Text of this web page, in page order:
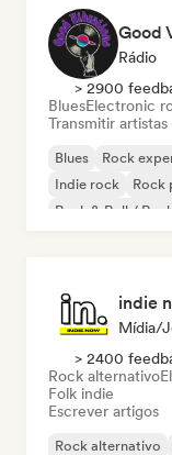
Good
Rádio
> 2900
BluesElectronic
Transmitir artistas
Blues Rock
Indie rock
Rock
Rock & Roll /
indie
Mídia/
> 2400
Rock alternativo
Folk indie
Escrever artigos
Rock alternativo